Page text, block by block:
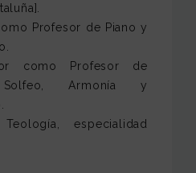
Profesor de Piano y
como Profesor de
Armonía y
especialidad